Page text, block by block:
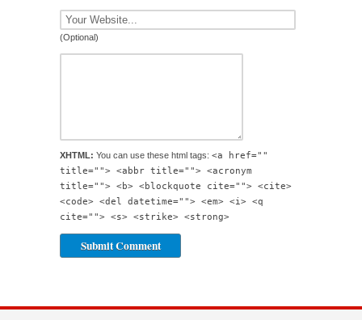
(Optional)
XHTML: You can use these html tags: <a href=""
title=""> <abbr title=""> <acronym
title=""> <b> <blockquote cite=""> <cite>
<code> <del datetime=""> <em> <i> <q
cite=""> <s> <strike> <strong>